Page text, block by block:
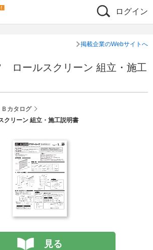
ログイン
掲載企業のWebサイトへ
ロールスクリーン 組立・施工
カタログ
リーン 組立・施工説明書
見る